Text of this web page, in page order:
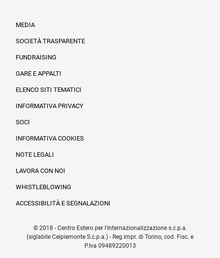
MEDIA
SOCIETÀ TRASPARENTE
FUNDRAISING
GARE E APPALTI
ELENCO SITI TEMATICI
INFORMATIVA PRIVACY
SOCI
INFORMATIVA COOKIES
NOTE LEGALI
LAVORA CON NOI
WHISTLEBLOWING
ACCESSIBILITÀ E SEGNALAZIONI
© 2018 - Centro Estero per l'Internazionalizzazione s.c.p.a.
(siglabile Ceipiemonte S.c.p.a.) - Reg.impr. di Torino, cod. Fisc. e
P.Iva 09489220013